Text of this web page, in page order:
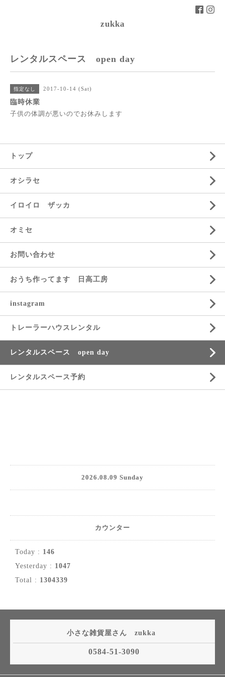
zukka
レンタルスペース open day
指定なし 2017-10-14 (Sat)
臨時休業
子供の体調が悪いのでお休みします
トップ
オシラセ
イロイロ ザッカ
オミセ
お問い合わせ
おうち作ってます 日高工房
instagram
トレーラーハウスレンタル
レンタルスペース open day
レンタルスペース予約
2026.08.09 Sunday
カウンター
Today : 146
Yesterday : 1047
Total : 1304339
小さな雑貨屋さん zukka
0584-51-3090